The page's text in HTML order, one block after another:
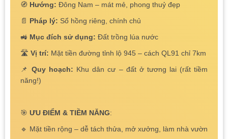
🧭 Hướng: Đông Nam – mát mẻ, phong thuỷ đẹp
📄 Pháp lý: Sổ hồng riêng, chính chủ
🚜 Mục đích sử dụng: Đất trồng lúa nước
🛣️ Vị trí: Mặt tiền đường tỉnh lộ 945 – cách QL91 chỉ 7km
📌Quy hoạch: Khu dân cư – đất ở tương lai (rất tiềm
năng!)
🎯 ƯU ĐIỂM & TIỀM NĂNG:
🔹 Mặt tiền rộng – dễ tách thửa, mở xưởng, làm nhà vườn